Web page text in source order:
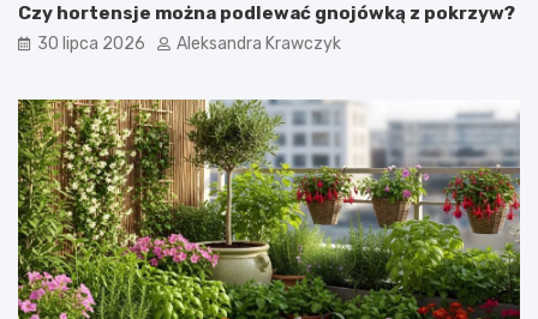
Czy hortensje można podlewać gnojówką z pokrzyw?
30 lipca 2026 Aleksandra Krawczyk